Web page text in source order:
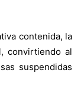
contenida, la
convirtiendo al
suspendidas